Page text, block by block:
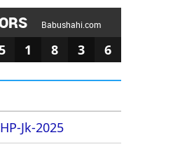
Babushahi.com
1 8 3 6
Jk-2025